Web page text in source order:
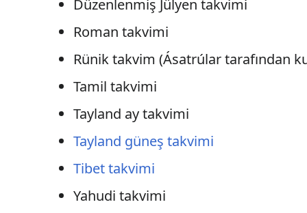
Düzenlenmiş Jülyen takvimi
Roman takvimi
Rünik takvim (Ásatrúlar tarafından
Tamil takvimi
Tayland ay takvimi
Tayland güneş takvimi
Tibet takvimi
Yahudi takvimi